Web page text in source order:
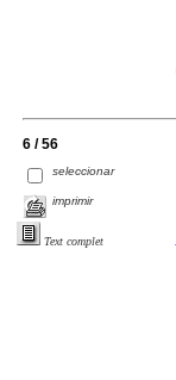
6 / 56
seleccionar
imprimir
Text complet